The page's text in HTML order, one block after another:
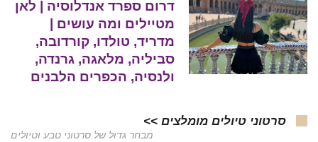
דרום ספרד אנדלוסיה | לאן
מטיילים ומה עושים |
מדריד, טולדו, קורדובה,
סביליה, מלאגה, גרנדה,
ולנסיה, הכפרים הלבנים
סרטוני טיולים מומלצים >>
מבחר גדול של סרטוני טבע וטיולים